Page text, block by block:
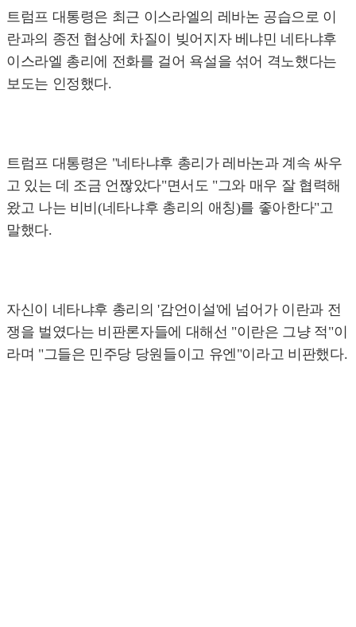
트럼프 대통령은 최근 이스라엘의 레바논 공습으로 이
란과의 종전 협상에 차질이 빚어지자 베냐민 네타냐후
이스라엘 총리에 전화를 걸어 욕설을 섞어 격노했다는
보도는 인정했다.
트럼프 대통령은 "네타냐후 총리가 레바논과 계속 싸우
고 있는 데 조금 언짢았다"면서도 "그와 매우 잘 협력해
왔고 나는 비비(네타냐후 총리의 애칭)를 좋아한다"고
말했다.
자신이 네타냐후 총리의 '감언이설'에 넘어가 이란과 전
쟁을 벌였다는 비판론자들에 대해선 "이란은 그냥 적"이
라며 "그들은 민주당 당원들이고 유엔"이라고 비판했다.